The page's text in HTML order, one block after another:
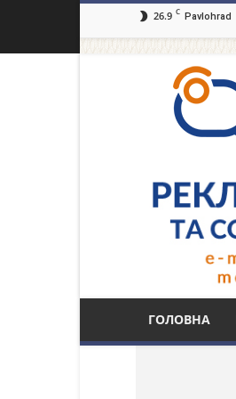
26.9 C Pavlohrad
ГОЛОВНА
Тег: